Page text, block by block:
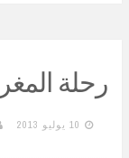
رحلة
10 يوليو 2013